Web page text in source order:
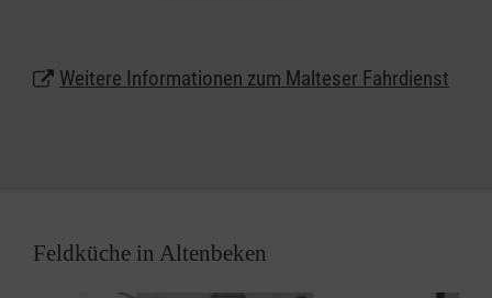
Antragstellung auf Kostenübernahme durch die
Weitere Informationen zum Malteser Fahrdienst
Feldküche in Altenbeken